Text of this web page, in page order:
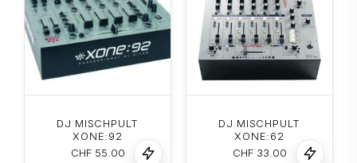
DJ MISCHPULT
XONE:92
CHF55.00
DJ MISCHPULT
XONE:62
CHF33.00